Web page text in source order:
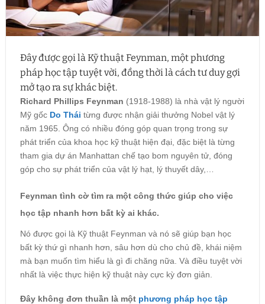
Đây được gọi là Kỹ thuật Feynman, một phương
pháp học tập tuyệt vời, đồng thời là cách tư duy gợi
mở tạo ra sự khác biệt.
Richard Phillips Feynman (1918-1988) là nhà vật lý người
Mỹ gốc Do Thái từng được nhận giải thưởng Nobel vật lý
năm 1965. Ông có nhiều đóng góp quan trọng trong sự
phát triển của khoa học kỹ thuật hiện đại, đặc biệt là từng
tham gia dự án Manhattan chế tạo bom nguyên tử, đóng
góp cho sự phát triển của vật lý hạt, lý thuyết dây,…
Feynman tình cờ tìm ra một công thức giúp cho việc
học tập nhanh hơn bất kỳ ai khác.
Nó được gọi là Kỹ thuật Feynman và nó sẽ giúp bạn học
bất kỳ thứ gì nhanh hơn, sâu hơn dù cho chủ đề, khái niệm
mà bạn muốn tìm hiểu là gì đi chăng nữa. Và điều tuyệt vời
nhất là việc thực hiện kỹ thuật này cực kỳ đơn giản.
Đây không đơn thuần là một phương pháp học tập